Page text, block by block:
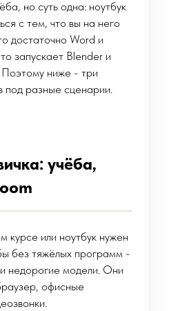
но суть одна: ноутбук
с тем, что вы на него
достаточно Word и
запускает Blender и
ниже - три
под разные сценарии.
учёба,
курсе или ноутбук нужен
без тяжёлых программ -
недорогие модели. Они
офисные